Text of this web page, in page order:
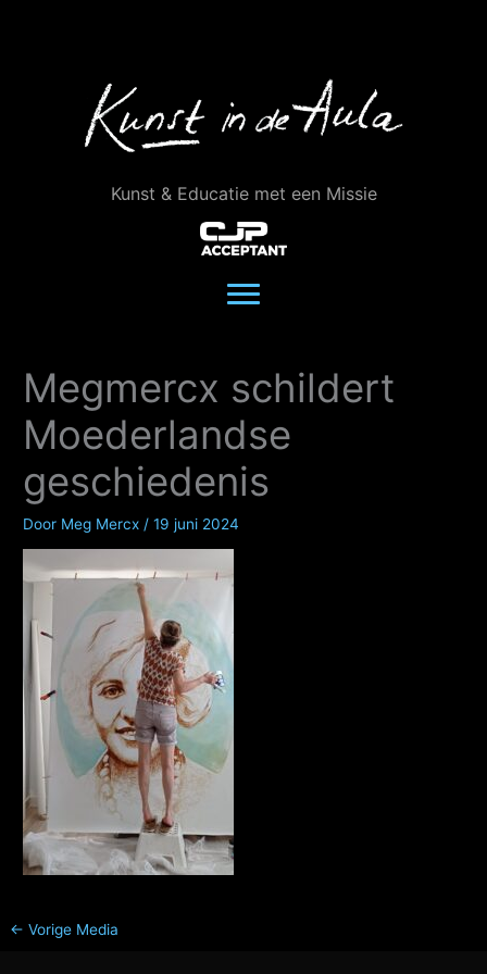
Kunst & Educatie met een Missie
Megmercx schildert
Moederlandse
geschiedenis
Door Meg Mercx /19 juni 2024
← Vorige Media